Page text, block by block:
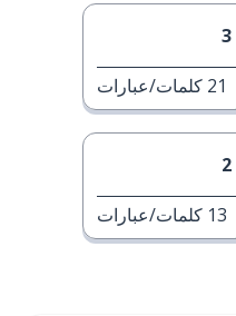
21 كلمات/عبارات
13 كلمات/عبارات